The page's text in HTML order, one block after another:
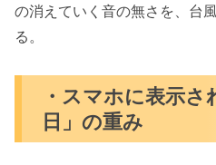
の消えていく音の無さを、台
る。
・スマホに表示
日」の重み